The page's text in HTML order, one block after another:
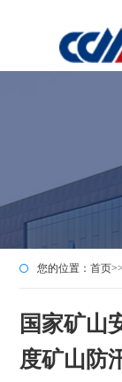
您的位置：首页
国家矿山
度矿山防